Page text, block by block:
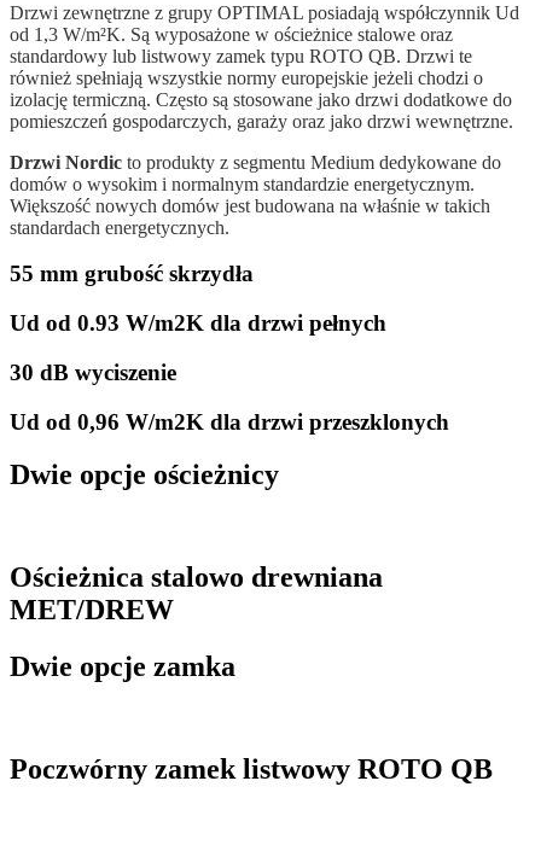
Drzwi zewnętrzne z grupy OPTIMAL posiadają współczynnik Ud
od 1,3 W/m²K. Są wyposażone w ościeżnice stalowe oraz
standardowy lub listwowy zamek typu ROTO QB. Drzwi te
również spełniają wszystkie normy europejskie jeżeli chodzi o
izolację termiczną. Często są stosowane jako drzwi dodatkowe do
pomieszczeń gospodarczych, garaży oraz jako drzwi wewnętrzne.
Drzwi Nordic to produkty z segmentu Medium dedykowane do
domów o wysokim i normalnym standardzie energetycznym.
Większość nowych domów jest budowana na właśnie w takich
standardach energetycznych.
55 mm grubość skrzydła
Ud od 0.93 W/m2K dla drzwi pełnych
30 dB wyciszenie
Ud od 0,96 W/m2K dla drzwi przeszklonych
Dwie opcje ościeżnicy
Ościeżnica stalowo drewniana
MET/DREW
Dwie opcje zamka
Poczwórny zamek listwowy ROTO QB